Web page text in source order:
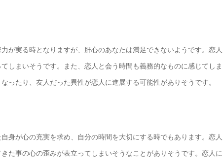
が実る時となりますが、肝心のあなたは満足できないようです。恋人
しまいそうです。また、恋人と会う時間も義務的なものに感じてしま
ったり、友人だった異性が恋人に進展する可能性がありそうです。
身が心の充実を求め、自分の時間を大切にする時でもあります。恋人
た事の心の歪みが表立ってしまいそうなことがありそうです。恋人に